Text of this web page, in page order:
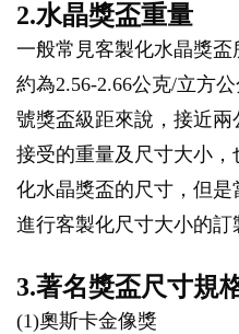
2.水晶獎盃重量
一般常見客製化水晶獎
約為2.56-2.66公克/立方
號獎盃級距來說，接近
接受的重量及尺寸大小
化水晶獎盃的尺寸，但
進行客製化尺寸大小的訂
3.著名獎盃尺寸規
(1)奧斯卡金像獎